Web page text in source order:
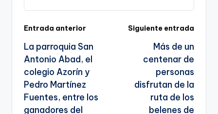
a
te
Navegación
de
entradas
Entrada anterior
La parroquia San
Antonio Abad, el
colegio Azorín y
Pedro Martínez
Fuentes, entre los
ganadores del
Siguiente entrada
Más de un
centenar de
personas
disfrutan de la
ruta de los
belenes de